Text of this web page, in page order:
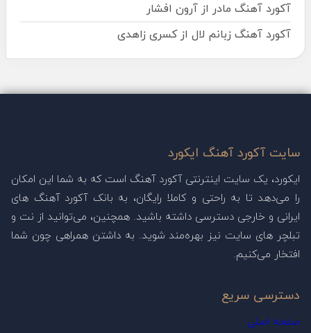
آکورد آهنگ مادر از آرون افشار
آکورد آهنگ زبانم لال از کسری زاهدی
سایت آکورد آهنگ ایکورد
ایکورد، یک سایت اینترنتی آکورد آهنگ است که به شما این امکان
را می‌دهد تا به راحتی و کاملا رایگان، به بانک آکورد آهنگ های
ایرانی و خارجی دسترسی داشته باشید. همچنین، می‌توانید از نت و
تبلچر های سایت نیز بهره‌مند شوید. به داشتن همراهی چون شما
افتخار می‌کنیم.
دسترسی سریع
صفحه اصلی